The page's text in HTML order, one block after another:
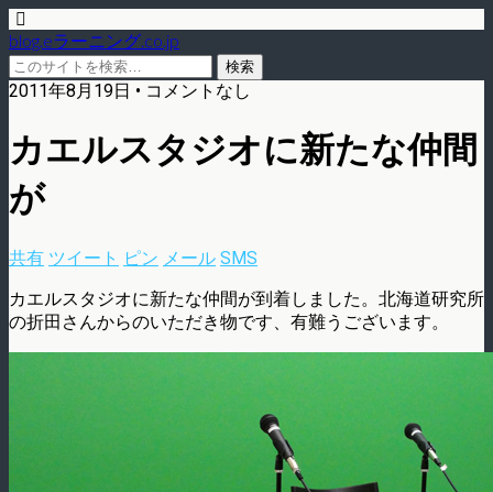
blog.eラーニング.co.jp
2011年8月19日 • コメントなし
カエルスタジオに新たな仲間
が
共有 ツイート ピン メール SMS
カエルスタジオに新たな仲間が到着しました。北海道研究所
の折田さんからのいただき物です、有難うございます。